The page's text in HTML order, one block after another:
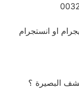
او انستجرام
البصيرة ؟